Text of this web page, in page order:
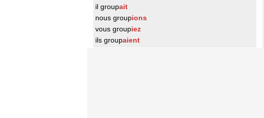
il groupait
nous groupions
vous groupiez
ils groupaient